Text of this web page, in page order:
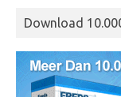
Download